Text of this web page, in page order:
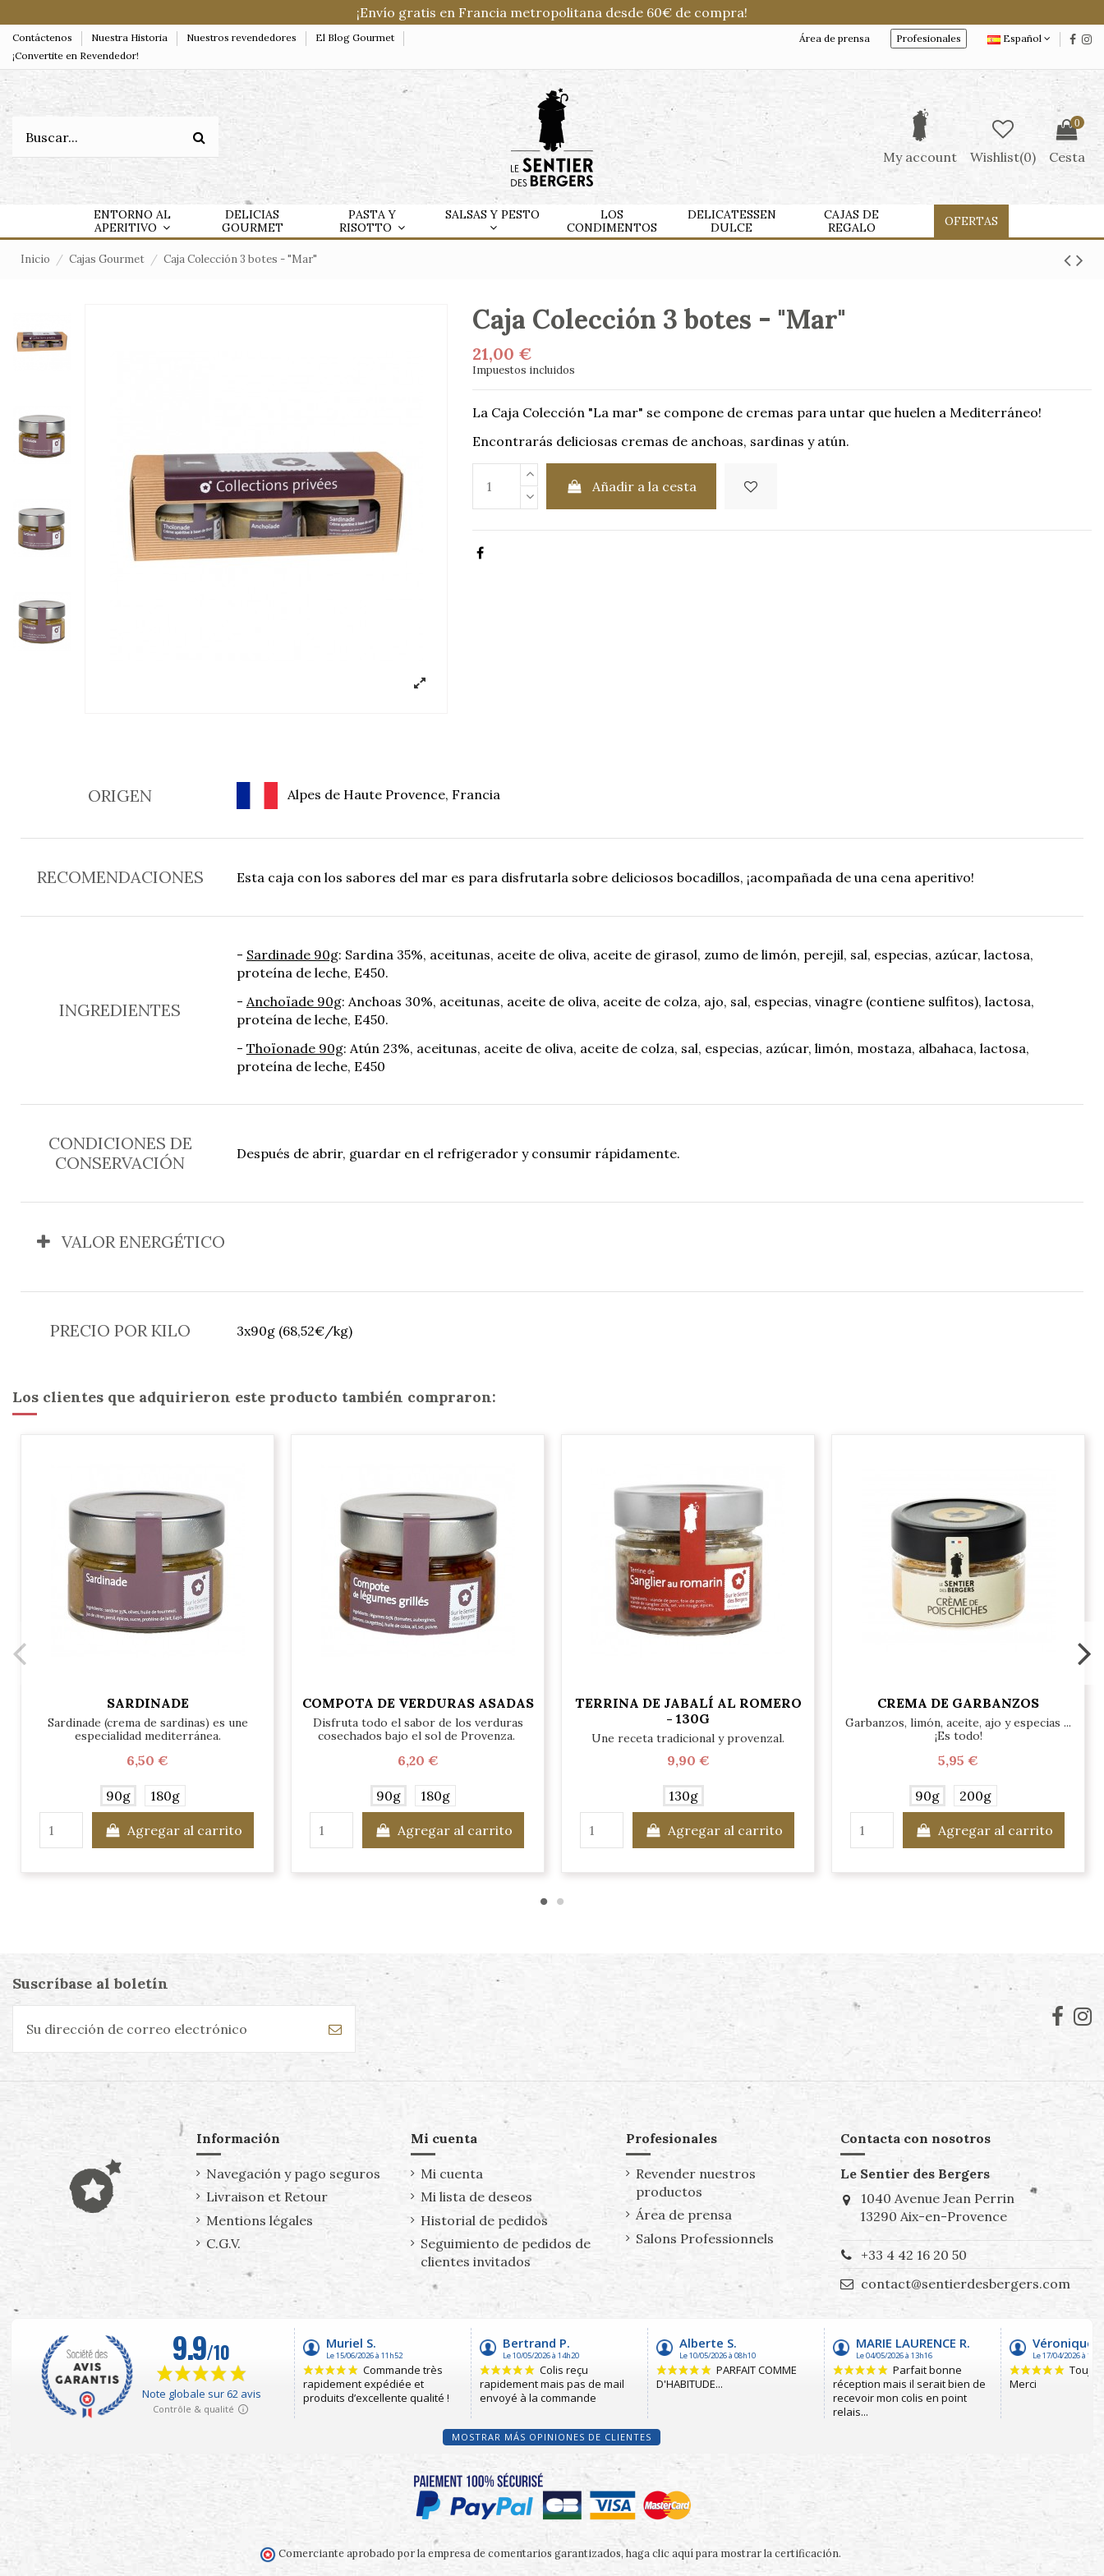
¡Envío gratis en Francia metropolitana desde 60€ de compra!
Contáctenos Nuestra Historia Nuestros revendedores
El Blog Gourmet
¡Convertite en Revendedor!
Área de prensa Profesionales Español
My account Wishlist(0)
0
Cesta
ENTORNO AL
APERITIVO
DELICIAS
GOURMET
PASTA Y
RISOTTO
SALSAS Y PESTO
LOS
CONDIMENTOS
DELICATESSEN
DULCE
CAJAS DE
REGALO
OFERTAS
Inicio Cajas Gourmet Caja Colección 3 botes - "Mar"
Caja Colección 3 botes - "Mar"
21,00 €
Impuestos incluidos
La Caja Colección "La mar" se compone de cremas para untar que huelen a Mediterráneo!
Encontrarás deliciosas cremas de anchoas, sardinas y atún.
Añadir a la cesta
ORIGEN Alpes de Haute Provence, Francia
RECOMENDACIONES Esta caja con los sabores del mar es para disfrutarla sobre deliciosos bocadillos, ¡acompañada de una cena aperitivo!
INGREDIENTES
- Sardinade 90g: Sardina 35%, aceitunas, aceite de oliva, aceite de girasol, zumo de limón, perejil, sal, especias, azúcar, lactosa,
proteína de leche, E450.
- Anchoïade 90g: Anchoas 30%, aceitunas, aceite de oliva, aceite de colza, ajo, sal, especias, vinagre (contiene sulfitos), lactosa,
proteína de leche, E450.
- Thoïonade 90g: Atún 23%, aceitunas, aceite de oliva, aceite de colza, sal, especias, azúcar, limón, mostaza, albahaca, lactosa,
proteína de leche, E450
CONDICIONES DE
CONSERVACIÓN
Después de abrir, guardar en el refrigerador y consumir rápidamente.
VALOR ENERGÉTICO
PRECIO POR KILO 3x90g (68,52€/kg)
Los clientes que adquirieron este producto también compraron:
SARDINADE
Sardinade (crema de sardinas) es une
especialidad mediterránea.
6,50 €
90g 180g
Agregar al carrito
COMPOTA DE VERDURAS ASADAS
Disfruta todo el sabor de los verduras
cosechados bajo el sol de Provenza.
6,20 €
90g 180g
Agregar al carrito
TERRINA DE JABALÍ AL ROMERO
- 130G
Une receta tradicional y provenzal.
9,90 €
130g
Agregar al carrito
CREMA DE GARBANZOS
Garbanzos, limón, aceite, ajo y especias ...
¡Es todo!
5,95 €
90g 200g
Agregar al carrito
Suscríbase al boletín
Información
Navegación y pago seguros
Livraison et Retour
Mentions légales
C.G.V.
Mi cuenta
Mi cuenta
Mi lista de deseos
Historial de pedidos
Seguimiento de pedidos de
clientes invitados
Profesionales
Revender nuestros
productos
Área de prensa
Salons Professionnels
Contacta con nosotros
Le Sentier des Bergers
1040 Avenue Jean Perrin
13290 Aix-en-Provence
+33 4 42 16 20 50
contact@sentierdesbergers.com
MOSTRAR MÁS OPINIONES DE CLIENTES
Comerciante aprobado por la empresa de comentarios garantizados, haga clic aquí para mostrar la certificación.